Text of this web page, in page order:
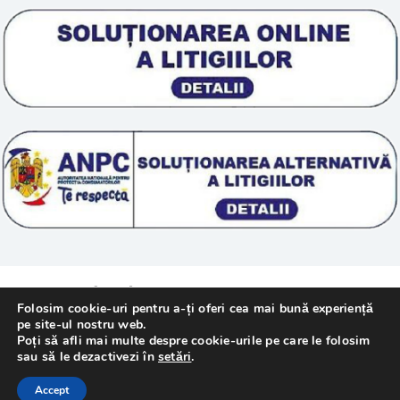
Scoala „Sanatate 5D”
Tratamente naturale
Termeni si conditii
Politica cookie
© 2011 – [year] Fundatia Simile. Toate drepturile
rezervate.
Folosim cookie-uri pentru a-ți oferi cea mai bună experiență
pe site-ul nostru web.
Poți să afli mai multe despre cookie-urile pe care le folosim
sau să le dezactivezi în setări.
Accept